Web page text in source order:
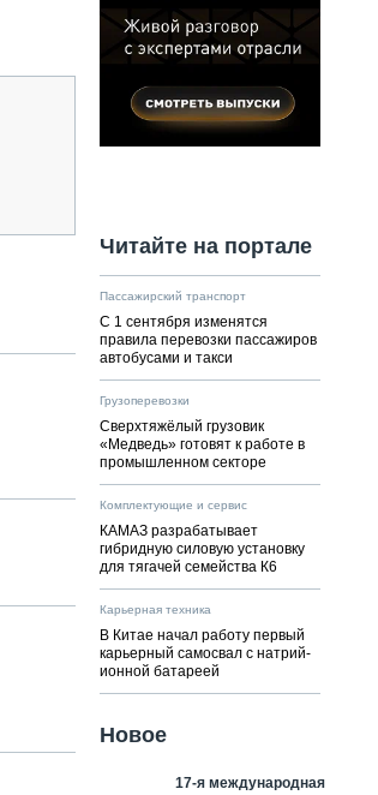
Читайте на портале
Пассажирский транспорт
С 1 сентября изменятся
правила перевозки пассажиров
автобусами и такси
Грузоперевозки
Сверхтяжёлый грузовик
«Медведь» готовят к работе в
промышленном секторе
Комплектующие и сервис
КАМАЗ разрабатывает
гибридную силовую установку
для тягачей семейства К6
Карьерная техника
В Китае начал работу первый
карьерный самосвал с натрий-
ионной батареей
Новое
17-я международная